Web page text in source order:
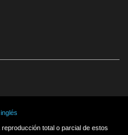
total o parcial de estos